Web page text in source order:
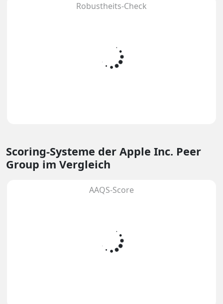
Robustheits-Check
Scoring-Systeme der Apple Inc. Peer
Group im Vergleich
AAQS-Score